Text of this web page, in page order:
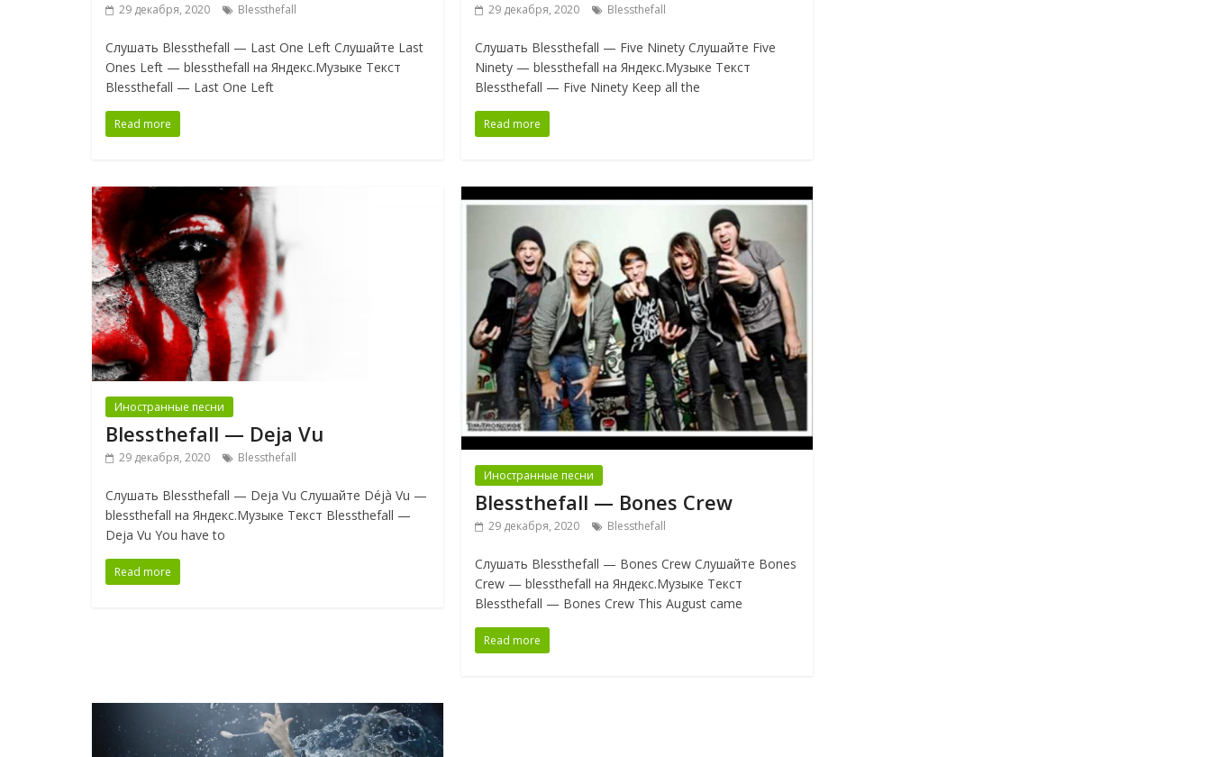
29 декабря, 2020 Blessthefall
Слушать Blessthefall — Last One Left Слушайте Last
Ones Left — blessthefall на Яндекс.Музыке Текст
Blessthefall — Last One Left
Read more
29 декабря, 2020 Blessthefall
Слушать Blessthefall — Five Ninety Слушайте Five
Ninety — blessthefall на Яндекс.Музыке Текст
Blessthefall — Five Ninety Keep all the
Read more
Иностранные песни
Blessthefall — Deja Vu
29 декабря, 2020 Blessthefall
Слушать Blessthefall — Deja Vu Слушайте Déjà Vu —
blessthefall на Яндекс.Музыке Текст Blessthefall —
Deja Vu You have to
Read more
Иностранные песни
Blessthefall — Bones Crew
29 декабря, 2020 Blessthefall
Слушать Blessthefall — Bones Crew Слушайте Bones
Crew — blessthefall на Яндекс.Музыке Текст
Blessthefall — Bones Crew This August came
Read more